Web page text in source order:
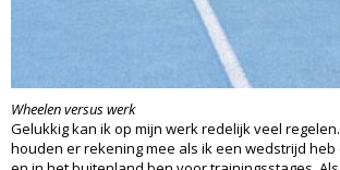
Wheelen versus werk
Gelukkig kan ik op mijn werk redelijk veel regelen.
houden er rekening mee als ik een wedstrijd